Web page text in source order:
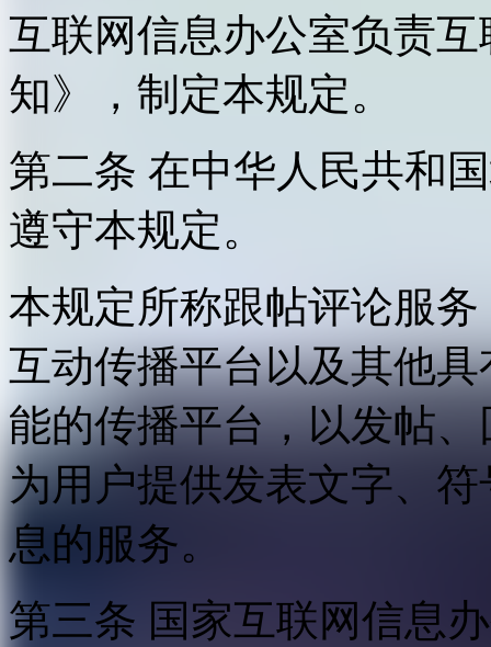
互联网信息办公室负责
知》，制定本规定。
第二条 在中华人民共和
遵守本规定。
本规定所称跟帖评论服
互动传播平台以及其他
能的传播平台，以发帖
为用户提供发表文字、
息的服务。
第三条 国家互联网信息